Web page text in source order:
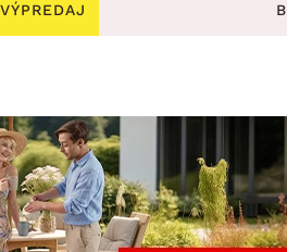
Kuchynské
Kúpeľňové doplnky
Záhradné doplnky
a kreslá
lavice
stoly
hojdačky
VÝPREDAJ